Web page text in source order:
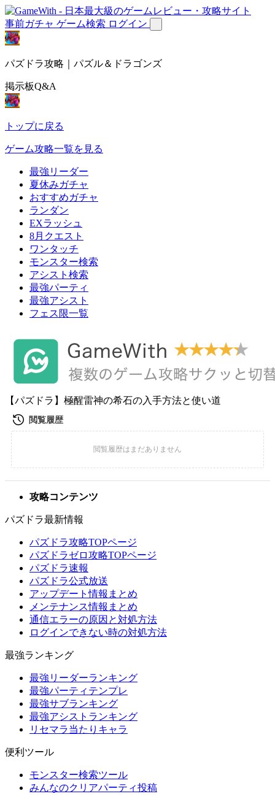
事前ガチャ ゲーム検索 ログイン
パズドラ攻略｜パズル＆ドラゴンズ
掲示板Q&A
トップに戻る
ゲーム攻略一覧を見る
最強リーダー
夏休みガチャ
おすすめガチャ
ランダン
EXラッシュ
8月クエスト
ワンタッチ
モンスター検索
アシスト検索
最強パーティ
最強アシスト
フェス限一覧
【パズドラ】極醒雷神の希石の入手方法と使い道
攻略コンテンツ
パズドラ最新情報
パズドラ攻略TOPページ
パズドラゼロ攻略TOPページ
パズドラ速報
パズドラ公式放送
アップデート情報まとめ
メンテナンス情報まとめ
通信エラーの原因と対処方法
ログインできない時の対処方法
最強ランキング
最強リーダーランキング
最強パーティテンプレ
最強サブランキング
最強アシストランキング
リセマラ当たりキャラ
便利ツール
モンスター検索ツール
みんなのクリアパーティ投稿